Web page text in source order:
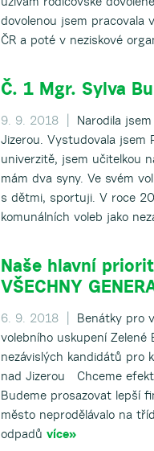
dovolenou jsem pracovala
ČR a poté v neziskové
Č. 1 Mgr. Sylva
9. 9. 2018 |
Narodila
Jizerou. Vystudovala jsem
univerzitě, jsem učitelkou
mám dva syny. Ve svém
s dětmi, sportuji. V roce
komunálních voleb jako
Naše hlavní
VŠECHNY
6. 9. 2018 |
Benátky pro
volebního uskupení
nezávislých kandidátů pro
nad Jizerou Chceme
Budeme prosazovat lepší
město neprodělávalo na
odpadů více»